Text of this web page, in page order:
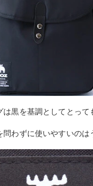
黒を基調としてとって
わずに使いやすいのは